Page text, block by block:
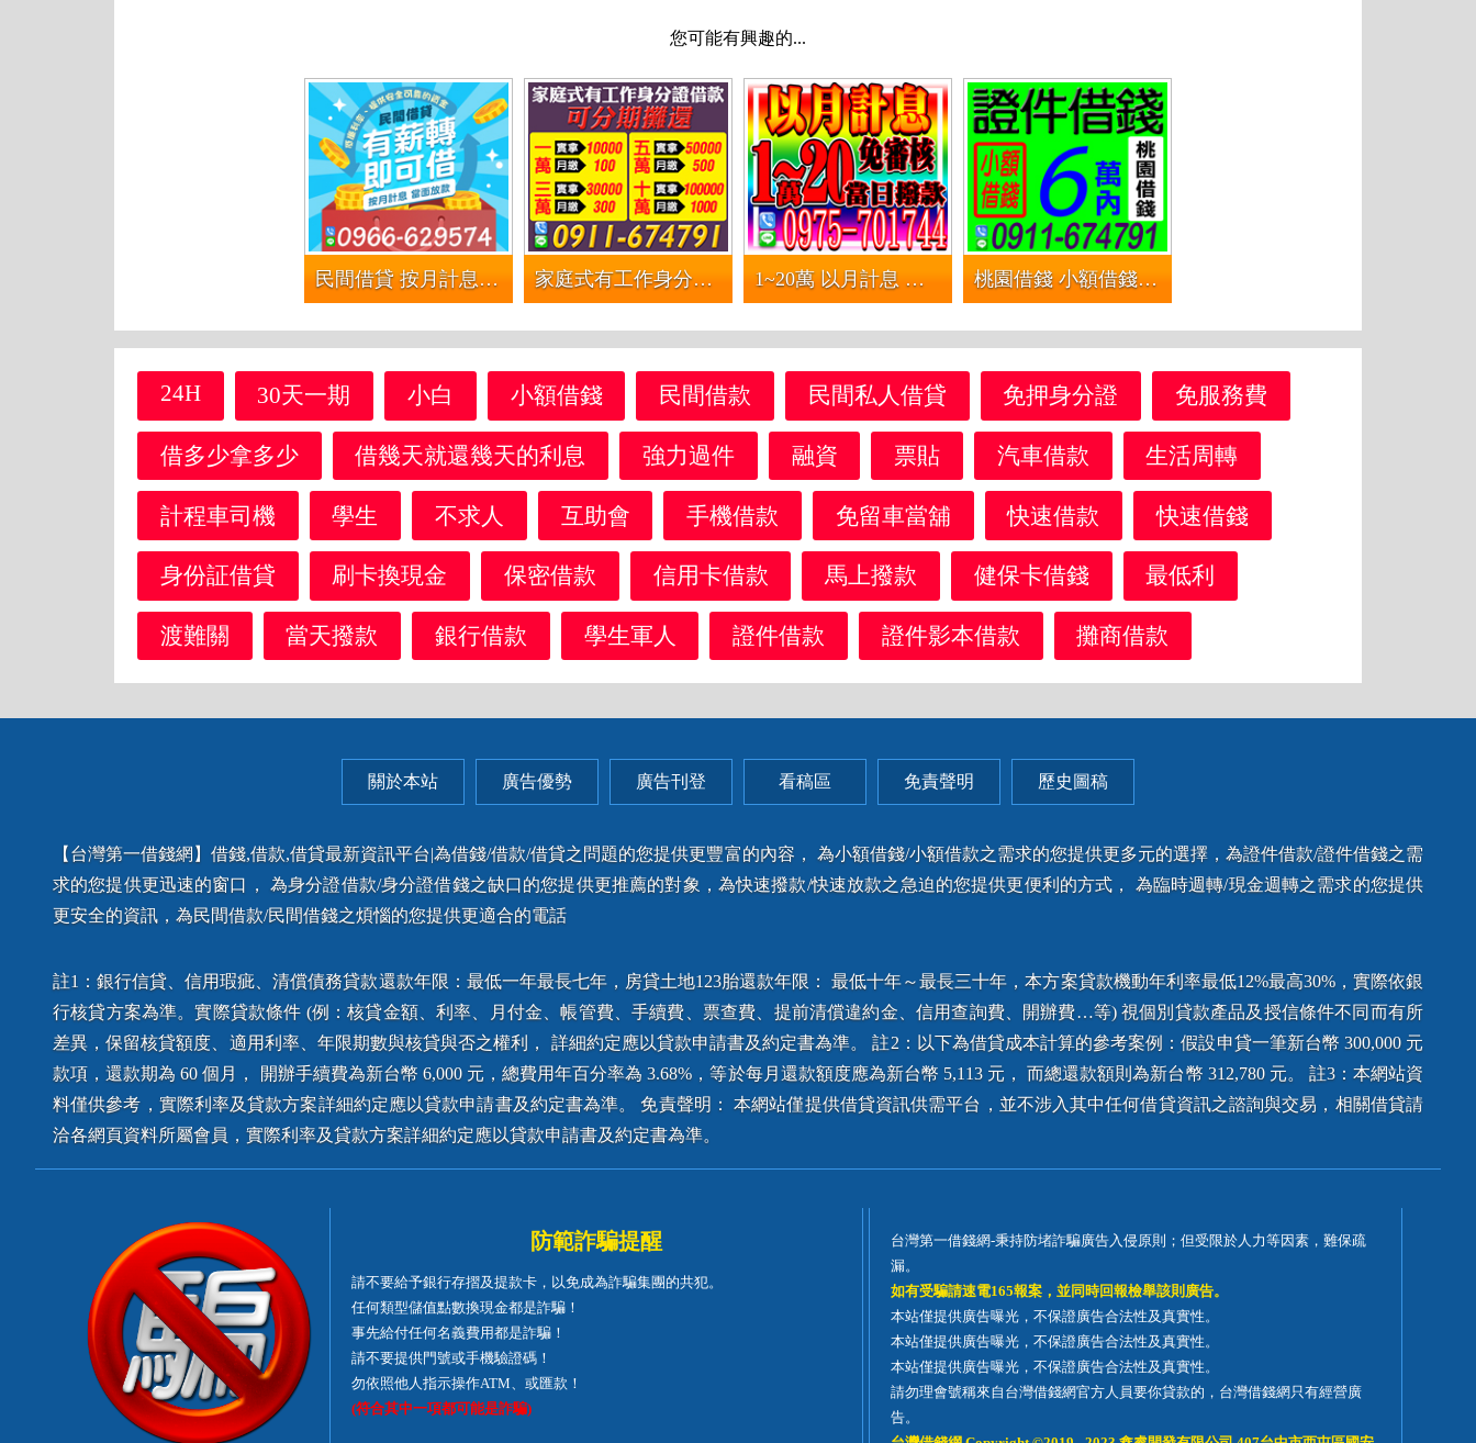
您可能有興趣的...
民間借貸 按月計息當面放款 | 有薪轉即可借 低廉利率安全可靠的資金 家庭式有工作身分證借款 | 可分期攤還 借1萬實拿10000月繳100起 借3萬實拿30000月繳300起 借5萬實拿50000月繳500起 借10萬實拿10000 1~20萬 以月計息 免審核 | 當日撥款 現金借款 桃園借錢 小額借錢 | 證件借錢6萬內
24H 30天一期 小白 小額借錢 民間借款 民間私人借貸 免押身分證 免服務費
借多少拿多少 借幾天就還幾天的利息 強力過件 融資 票貼 汽車借款 生活周轉
計程車司機 學生 不求人 互助會 手機借款 免留車當舖 快速借款 快速借錢
身份証借貸 刷卡換現金 保密借款 信用卡借款 馬上撥款 健保卡借錢 最低利
渡難關 當天撥款 銀行借款 學生軍人 證件借款 證件影本借款 攤商借款
關於本站 廣告優勢 廣告刊登 看稿區 免責聲明 歷史圖稿
【台灣第一借錢網】借錢,借款,借貸最新資訊平台|為借錢/借款/借貸之問題的您提供更豐富的內容， 為小額借錢/小額借款之需求的您提供更多元的選擇，為證件借款/證件借錢之需
求的您提供更迅速的窗口， 為身分證借款/身分證借錢之缺口的您提供更推薦的對象，為快速撥款/快速放款之急迫的您提供更便利的方式， 為臨時週轉/現金週轉之需求的您提供
更安全的資訊，為民間借款/民間借錢之煩惱的您提供更適合的電話
註1：銀行信貸、信用瑕疵、清償債務貸款還款年限：最低一年最長七年，房貸土地123胎還款年限： 最低十年～最長三十年，本方案貸款機動年利率最低12%最高30%，實際依銀
行核貸方案為準。實際貸款條件 (例：核貸金額、利率、月付金、帳管費、手續費、票查費、提前清償違約金、信用查詢費、開辦費…等) 視個別貸款產品及授信條件不同而有所
差異，保留核貸額度、適用利率、年限期數與核貸與否之權利， 詳細約定應以貸款申請書及約定書為準。 註2：以下為借貸成本計算的參考案例：假設申貸一筆新台幣 300,000 元
款項，還款期為 60 個月， 開辦手續費為新台幣 6,000 元，總費用年百分率為 3.68%，等於每月還款額度應為新台幣 5,113 元， 而總還款額則為新台幣 312,780 元。 註3：本網站資
料僅供參考，實際利率及貸款方案詳細約定應以貸款申請書及約定書為準。 免責聲明： 本網站僅提供借貸資訊供需平台，並不涉入其中任何借貸資訊之諮詢與交易，相關借貸請
洽各網頁資料所屬會員，實際利率及貸款方案詳細約定應以貸款申請書及約定書為準。
防範詐騙提醒
請不要給予銀行存摺及提款卡，以免成為詐騙集團的共犯。
任何類型儲值點數換現金都是詐騙！
事先給付任何名義費用都是詐騙！
請不要提供門號或手機驗證碼！
勿依照他人指示操作ATM、或匯款！
(符合其中一項都可能是詐騙)
台灣第一借錢網-秉持防堵詐騙廣告入侵原則；但受限於人力等因素，難保疏
漏。
如有受騙請速電165報案，並同時回報檢舉該則廣告。
本站僅提供廣告曝光，不保證廣告合法性及真實性。
本站僅提供廣告曝光，不保證廣告合法性及真實性。
本站僅提供廣告曝光，不保證廣告合法性及真實性。
請勿理會號稱來自台灣借錢網官方人員要你貸款的，台灣借錢網只有經營廣
告。